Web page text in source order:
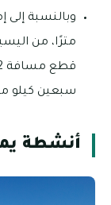
مترًا، من
سبعين كيلو
أنشطة